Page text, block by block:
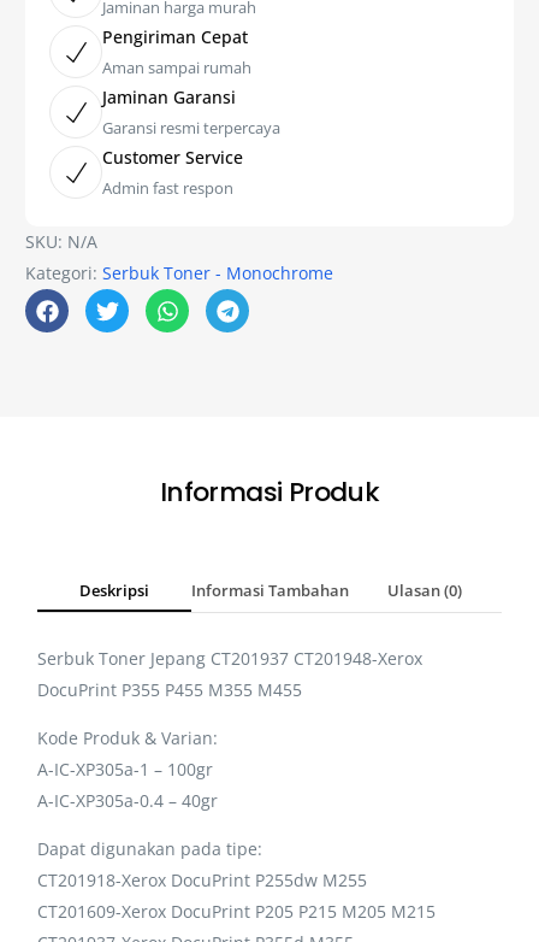
Jaminan harga murah
Pengiriman Cepat
Aman sampai rumah
Jaminan Garansi
Garansi resmi terpercaya
Customer Service
Admin fast respon
SKU: N/A
Kategori:Serbuk Toner - Monochrome
Informasi Produk
Deskripsi Informasi Tambahan Ulasan (0)
Serbuk Toner Jepang CT201937 CT201948-Xerox
DocuPrint P355 P455 M355 M455
Kode Produk & Varian:
A-IC-XP305a-1 – 100gr
A-IC-XP305a-0.4 – 40gr
Dapat digunakan pada tipe:
CT201918-Xerox DocuPrint P255dw M255
CT201609-Xerox DocuPrint P205 P215 M205 M215